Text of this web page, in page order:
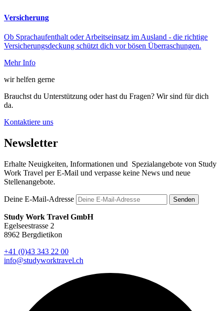
Versicherung
Ob Sprachaufenthalt oder Arbeitseinsatz im Ausland - die richtige
Versicherungsdeckung schützt dich vor bösen Überraschungen.
Mehr Info
wir helfen gerne
Brauchst du Unterstützung oder hast du Fragen? Wir sind für dich
da.
Kontaktiere uns
Newsletter
Erhalte Neuigkeiten, Informationen und Spezialangebote von Study
Work Travel per E-Mail und verpasse keine News und neue
Stellenangebote.
Deine E-Mail-Adresse Senden
Study Work Travel GmbH
Egelseestrasse 2
8962 Bergdietikon
+41 (0)43 343 22 00
info@studyworktravel.ch